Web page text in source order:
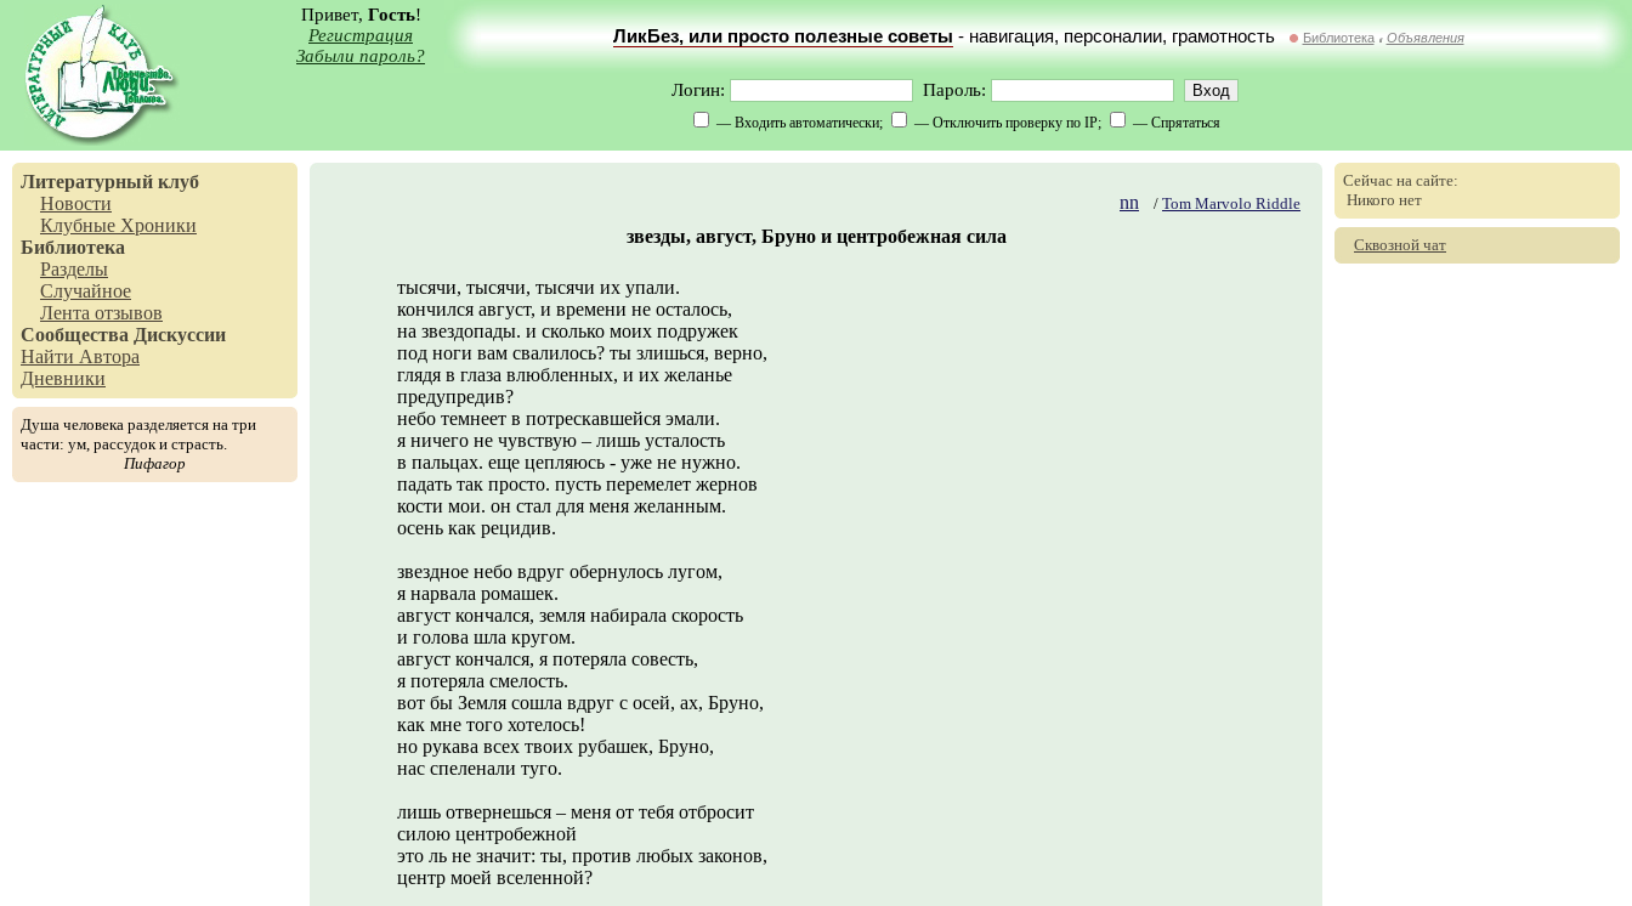
Привет, Гость!
Регистрация
Забыли пароль?
ЛикБез, или просто полезные советы - навигация, персоналии, грамотность Библиотека // Объявления
Логин: Пароль:
— Входить автоматически; — Отключить проверку по IP; — Спрятаться
Литературный клуб
Новости
Клубные Хроники
Библиотека
Разделы
Случайное
Лента отзывов
Сообщества Дискуссии
Найти Автора
Дневники
Душа человека разделяется на три
части: ум, рассудок и страсть.
Пифагор
nn / Tom Marvolo Riddle
звезды, август, Бруно и центробежная сила
тысячи, тысячи, тысячи их упали.
кончился август, и времени не осталось,
на звездопады. и сколько моих подружек
под ноги вам свалилось? ты злишься, верно,
глядя в глаза влюбленных, и их желанье
предупредив?
небо темнеет в потрескавшейся эмали.
я ничего не чувствую – лишь усталость
в пальцах. еще цепляюсь - уже не нужно.
падать так просто. пусть перемелет жернов
кости мои. он стал для меня желанным.
осень как рецидив.
звездное небо вдруг обернулось лугом,
я нарвала ромашек.
август кончался, земля набирала скорость
и голова шла кругом.
август кончался, я потеряла совесть,
я потеряла смелость.
вот бы Земля сошла вдруг с осей, ах, Бруно,
как мне того хотелось!
но рукава всех твоих рубашек, Бруно,
нас спеленали туго.
лишь отвернешься – меня от тебя отбросит
силою центробежной
это ль не значит: ты, против любых законов,
центр моей вселенной?
Сейчас на сайте:
Никого нет
Сквозной чат